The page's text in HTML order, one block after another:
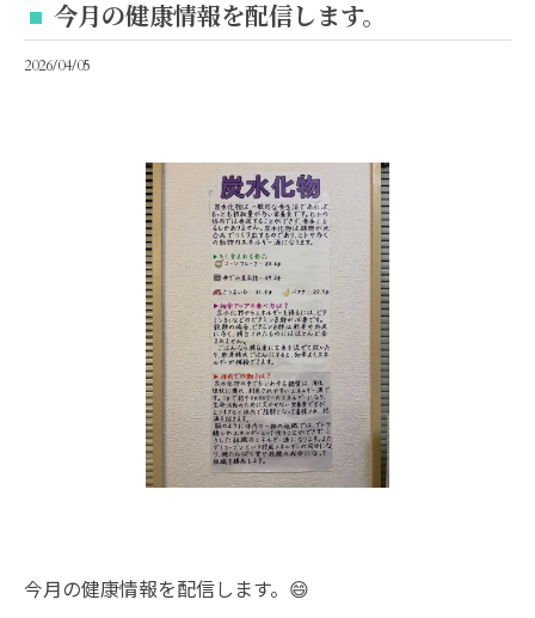
今月の健康情報を配信します。
2026/04/05
今月の健康情報を配信します。😄